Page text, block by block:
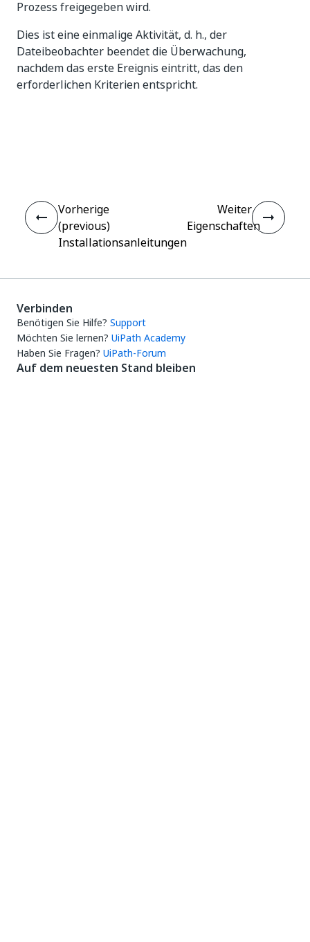
Prozess freigegeben wird.
Dies ist eine einmalige Aktivität, d. h., der
Dateibeobachter beendet die Überwachung,
nachdem das erste Ereignis eintritt, das den
erforderlichen Kriterien entspricht.
Vorherige
(previous)
Installationsanleitungen
Weiter
Eigenschaften
Verbinden
Benötigen Sie Hilfe? Support
Möchten Sie lernen? UiPath Academy
Haben Sie Fragen? UiPath-Forum
Auf dem neuesten Stand bleiben